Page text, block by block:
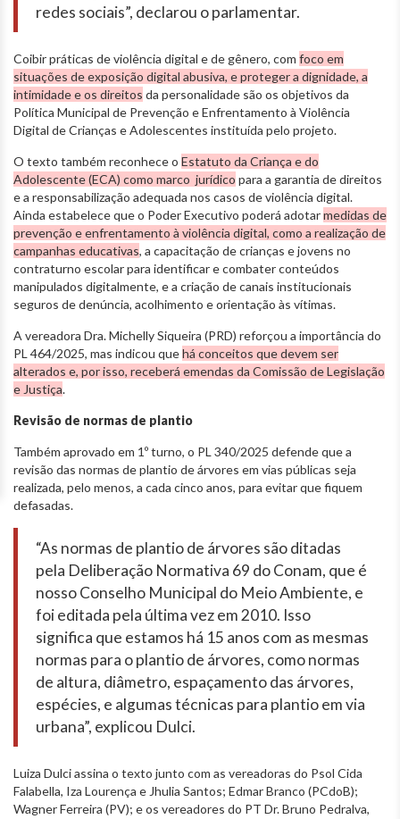
redes sociais”, declarou o parlamentar.
Coibir práticas de violência digital e de gênero, com foco em
situações de exposição digital abusiva, e proteger a dignidade, a
intimidade e os direitos da personalidade são os objetivos da
Política Municipal de Prevenção e Enfrentamento à Violência
Digital de Crianças e Adolescentes instituída pelo projeto.
O texto também reconhece o Estatuto da Criança e do
Adolescente (ECA) como marco jurídico para a garantia de direitos
e a responsabilização adequada nos casos de violência digital.
Ainda estabelece que o Poder Executivo poderá adotarmedidas de
prevenção e enfrentamento à violência digital, como a realização de
campanhas educativas, a capacitação de crianças e jovens no
contraturno escolar para identificar e combater conteúdos
manipulados digitalmente, e a criação de canais institucionais
seguros de denúncia, acolhimento e orientação às vítimas.
A vereadora Dra. Michelly Siqueira (PRD) reforçou a importância do
PL 464/2025, mas indicou quehá conceitos que devem ser
alterados e, por isso, receberá emendas da Comissão de Legislação
e Justiça.
Revisão de normas de plantio
Também aprovado em 1º turno, o PL 340/2025 defende que a
revisão das normas de plantio de árvores em vias públicas seja
realizada, pelo menos, a cada cinco anos, para evitar que fiquem
defasadas.
“As normas de plantio de árvores são ditadas
pela Deliberação Normativa 69 do Conam, que é
nosso Conselho Municipal do Meio Ambiente, e
foi editada pela última vez em 2010. Isso
significa que estamos há 15 anos com as mesmas
normas para o plantio de árvores, como normas
de altura, diâmetro, espaçamento das árvores,
espécies, e algumas técnicas para plantio em via
urbana”, explicou Dulci.
Luiza Dulci assina o texto junto com as vereadoras do Psol Cida
Falabella, Iza Lourença e Jhulia Santos; Edmar Branco (PCdoB);
Wagner Ferreira (PV); e os vereadores do PT Dr. Bruno Pedralva,